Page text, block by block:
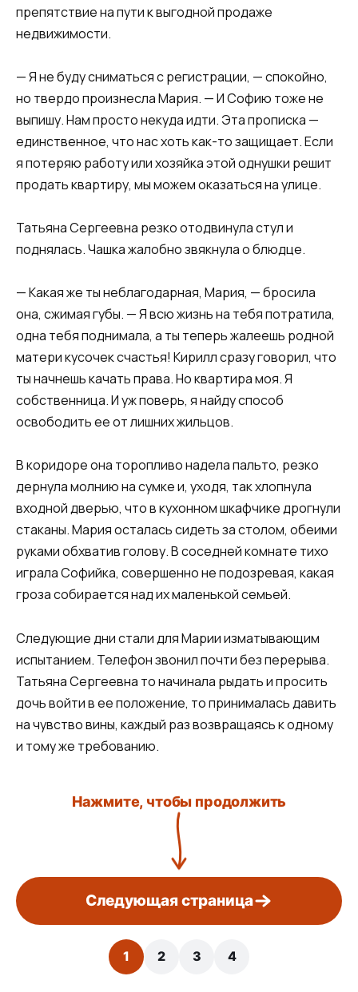
препятствие на пути к выгодной продаже
недвижимости.
— Я не буду сниматься с регистрации, — спокойно,
но твердо произнесла Мария. — И Софию тоже не
выпишу. Нам просто некуда идти. Эта прописка —
единственное, что нас хоть как-то защищает. Если
я потеряю работу или хозяйка этой однушки решит
продать квартиру, мы можем оказаться на улице.
Татьяна Сергеевна резко отодвинула стул и
поднялась. Чашка жалобно звякнула о блюдце.
— Какая же ты неблагодарная, Мария, — бросила
она, сжимая губы. — Я всю жизнь на тебя потратила,
одна тебя поднимала, а ты теперь жалеешь родной
матери кусочек счастья! Кирилл сразу говорил, что
ты начнешь качать права. Но квартира моя. Я
собственница. И уж поверь, я найду способ
освободить ее от лишних жильцов.
В коридоре она торопливо надела пальто, резко
дернула молнию на сумке и, уходя, так хлопнула
входной дверью, что в кухонном шкафчике дрогнули
стаканы. Мария осталась сидеть за столом, обеими
руками обхватив голову. В соседней комнате тихо
играла Софийка, совершенно не подозревая, какая
гроза собирается над их маленькой семьей.
Следующие дни стали для Марии изматывающим
испытанием. Телефон звонил почти без перерыва.
Татьяна Сергеевна то начинала рыдать и просить
дочь войти в ее положение, то принималась давить
на чувство вины, каждый раз возвращаясь к одному
и тому же требованию.
Нажмите, чтобы продолжить
Следующая страница
1 2 3 4